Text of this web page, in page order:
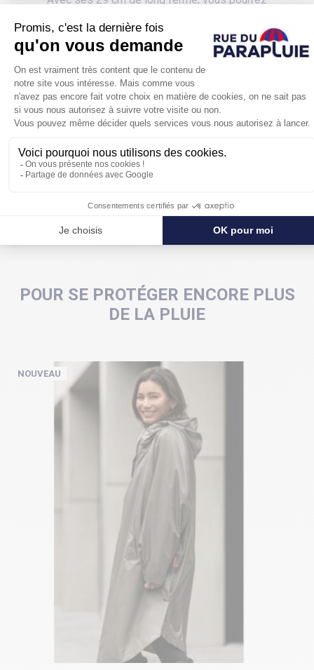
le tout sans mouiller l'intérieur grâce à sa housse
assortie livrée avec. Il vous protègera parfaitement de
la pluie grâce à un diamètre ouvert de 98 cm, pas mal
pour un parapluie pliant !
Petit, pratique, pas cher et en plus de marque, ce
parapluie pliant vert est idéal pour vous accompagner
au quotidien.
POUR SE PROTÉGER ENCORE PLUS
DE LA PLUIE
NOUVEAU